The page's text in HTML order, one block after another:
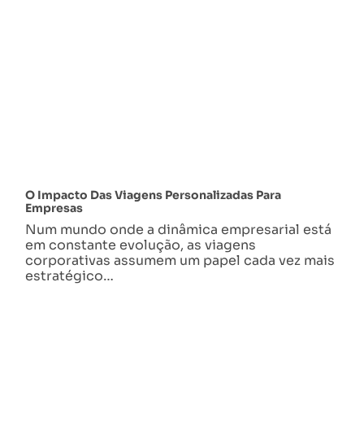
O Impacto Das Viagens Personalizadas Para
Empresas
Num mundo onde a dinâmica empresarial está
em constante evolução, as viagens
corporativas assumem um papel cada vez mais
estratégico…